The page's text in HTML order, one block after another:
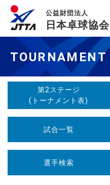
公益財団法人
日本卓球協会
TOURNAMENT
第2ステージ
(トーナメント表)
試合一覧
選手検索